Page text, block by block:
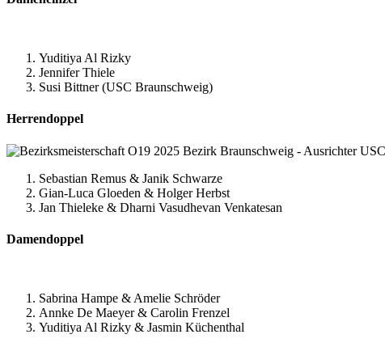
Yuditiya Al Rizky
Jennifer Thiele
Susi Bittner (USC Braunschweig)
Herrendoppel
Sebastian Remus & Janik Schwarze
Gian-Luca Gloeden & Holger Herbst
Jan Thieleke & Dharni Vasudhevan Venkatesan
Damendoppel
Sabrina Hampe & Amelie Schröder
Annke De Maeyer & Carolin Frenzel
Yuditiya Al Rizky & Jasmin Küchenthal